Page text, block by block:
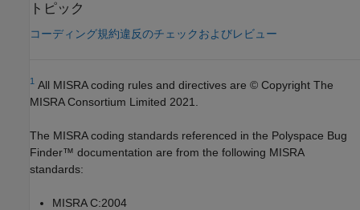
トピック
コーディング規約違反のチェックおよびレビュー
1 All MISRA coding rules and directives are © Copyright The
MISRA Consortium Limited 2021.
The MISRA coding standards referenced in the Polyspace Bug
Finder™ documentation are from the following MISRA
standards:
MISRA C:2004